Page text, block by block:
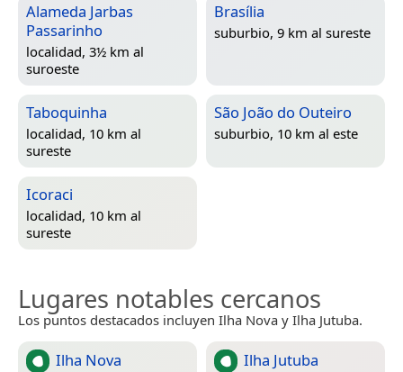
Alameda Jarbas
Passarinho
localidad, 3½ km al
suroeste
Brasília
suburbio, 9 km al sureste
Taboquinha
localidad, 10 km al
sureste
São João do Outeiro
suburbio, 10 km al este
Icoraci
localidad, 10 km al
sureste
Lugares notables cercanos
Los puntos destacados incluyen Ilha Nova y Ilha Jutuba.
Ilha Nova Ilha Jutuba